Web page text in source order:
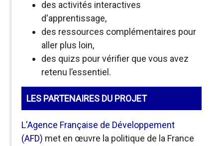
des activités interactives
d'apprentissage,
des ressources complémentaires pour
aller plus loin,
des quizs pour vérifier que vous avez
retenu l’essentiel.
LES PARTENAIRES DU PROJET
L'Agence Française de Développement
(AFD) met en œuvre la politique de la France